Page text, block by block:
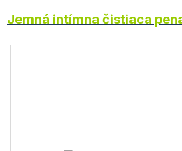
Jemná intímna čistiaca